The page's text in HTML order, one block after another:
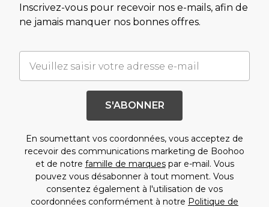
Inscrivez-vous pour recevoir nos e-mails, afin de
ne jamais manquer nos bonnes offres.
S'ABONNER
En soumettant vos coordonnées, vous acceptez de
recevoir des communications marketing de Boohoo
et de notre famille de marquespar e-mail. Vous
pouvez vous désabonner à tout moment. Vous
consentez également à l'utilisation de vos
coordonnées conformément à notre Politique de